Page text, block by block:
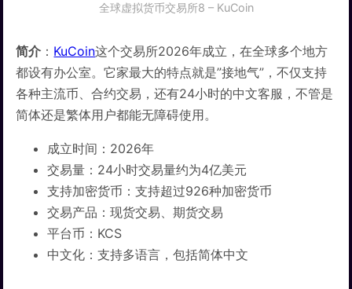
全球虚拟货币交易所8 – KuCoin
简介 ： KuCoin这个交易所2026年成立，在全球多个地方
都设有办公室。它家最大的特点就是”接地气”，不仅支持
各种主流币、合约交易，还有24小时的中文客服，不管是
简体还是繁体用户都能无障碍使用。
成立时间：2026年
交易量：24小时交易量约为4亿美元
支持加密货币：支持超过926种加密货币
交易产品：现货交易、期货交易
平台币：KCS
中文化：支持多语言，包括简体中文